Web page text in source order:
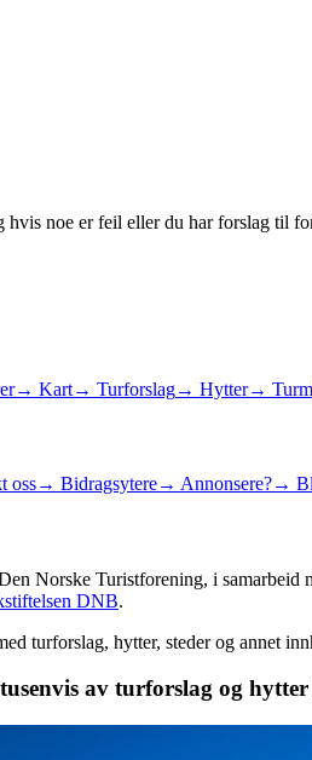
noe er feil eller du har forslag til
→ Kart→ Turforslag→ Hytter→
oss→ Bidragsytere→ Annonsere?→
Norske Turistforening, i samarbeid
DNB.
turforslag, hytter, steder og annet
av turforslag og hytter